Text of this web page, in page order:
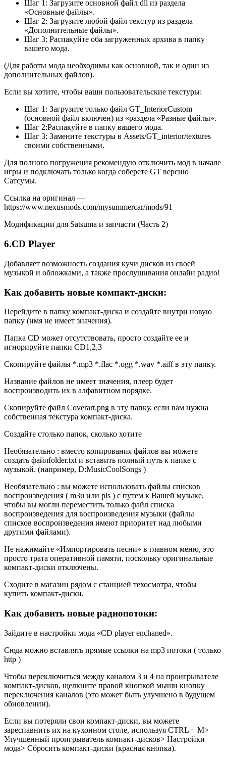
Шаг 1: Загрузите основной файл dll из раздела
«Основные файлы».
Шаг 2: Загрузите любой файл текстур из раздела
«Дополнительные файлы».
Шаг 3: Распакуйте оба загруженных архива в папку
вашего мода.
(Для работы мода необходимы как основной, так и один из
дополнительных файлов).
Если вы хотите, чтобы ваши пользовательские текстуры:
Шаг 1: Загрузите только файл GT_InteriorCustom
(основной файл включен) из «раздела «Разные файлы».
Шаг 2:Распакуйте в папку вашего мода.
Шаг 3: Замените текстуры в Assets/GT_interior/textures
своими собственными.
Для полного погружения рекомендую отключить мод в начале
игры и подключать только когда соберете GT версию
Сатсумы.
Ссылка на оригинал —
https://www.nexusmods.com/mysummercar/mods/91
Модификации для Satsuma и запчасти (Часть 2)
6.CD Player
Добавляет возможность создания кучи дисков из своей
музыкой и обложками, а также прослушивания онлайн радио!
Как добавить новые компакт-диски:
Перейдите в папку компакт-диска и создайте внутри новую
папку (имя не имеет значения).
Папка CD может отсутствовать, просто создайте ее и
игнорируйте папки CD1,2,3
Скопируйте файлы *.mp3 *.flac *.ogg *.wav *.aiff в эту папку.
Название файлов не имеет значения, плеер будет
воспроизводить их в алфавитном порядке.
Скопируйте файл Coverart.png в эту папку, если вам нужна
собственная текстура компакт-диска.
Создайте столько папок, сколько хотите
Необязательно : вместо копирования файлов вы можете
создать файлfolder.txt и вставить полный путь к папке с
музыкой. (например, D:MusicCoolSongs )
Необязательно : вы можете использовать файлы списков
воспроизведения ( m3u или pls ) с путем к Вашей музыке,
чтобы вы могли переместить только файл списка
воспроизведения для воспроизведения музыки (файлы
списков воспроизведения имеют приоритет над любыми
другими файлами).
Не нажимайте «Импортировать песни» в главном меню, это
просто трата оперативной памяти, поскольку оригинальные
компакт-диски отключены.
Сходите в магазин рядом с станцией техосмотра, чтобы
купить компакт-диски.
Как добавить новые радиопотоки:
Зайдите в настройки мода «CD player enchaned».
Сюда можно вставлять прямые ссылки на mp3 потоки ( только
http )
Чтобы переключиться между каналом 3 и 4 на проигрывателе
компакт-дисков, щелкните правой кнопкой мыши кнопку
переключения каналов (это может быть улучшено в будущем
обновлении).
Если вы потеряли свои компакт-диски, вы можете
зареспавнить их на кухонном столе, используя CTRL + M>
Улучшенный проигрыватель компакт-дисков> Настройки
мода> Сбросить компакт-диски (красная кнопка).